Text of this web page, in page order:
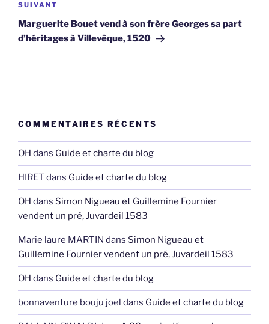
Article
suivant
SUIVANT
Marguerite Bouet vend à son frère Georges sa part
d’héritages à Villevêque, 1520
COMMENTAIRES RÉCENTS
OH dans Guide et charte du blog
HIRET dans Guide et charte du blog
OH dans Simon Nigueau et Guillemine Fournier
vendent un pré, Juvardeil 1583
Marie laure MARTIN dans Simon Nigueau et
Guillemine Fournier vendent un pré, Juvardeil 1583
OH dans Guide et charte du blog
bonnaventure bouju joel dans Guide et charte du blog